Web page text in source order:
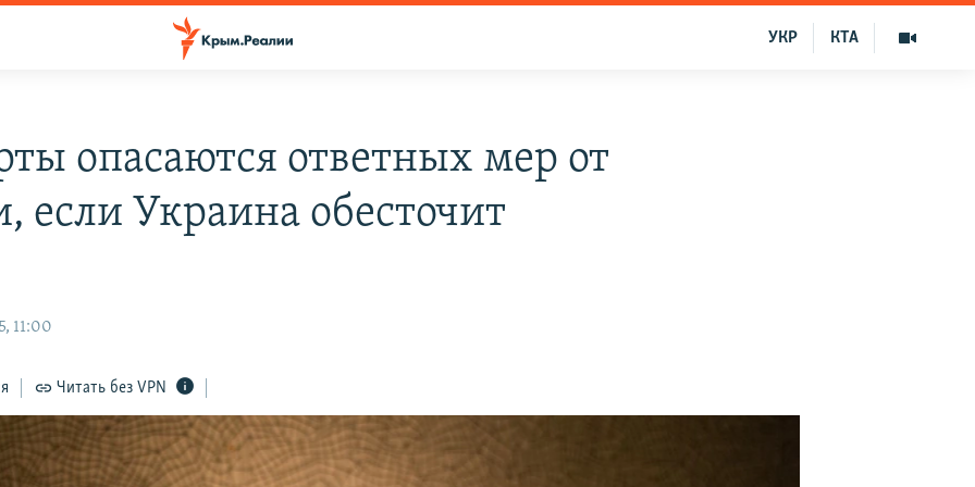
КТА
УКР
опасаются ответных мер от
если Украина обесточит
11:00
Читать без VPN